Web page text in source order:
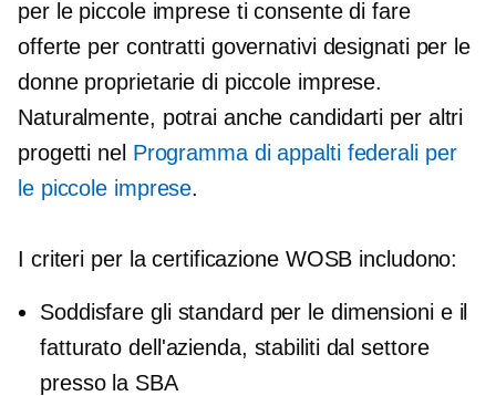
per le piccole imprese ti consente di fare
offerte per contratti governativi designati per le
donne proprietarie di piccole imprese.
Naturalmente, potrai anche candidarti per altri
progetti nel Programma di appalti federali per
le piccole imprese.
I criteri per la certificazione WOSB includono:
Soddisfare gli standard per le dimensioni e il
fatturato dell'azienda, stabiliti dal settore
presso la SBA